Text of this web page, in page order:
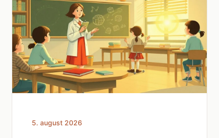
5. august 2026